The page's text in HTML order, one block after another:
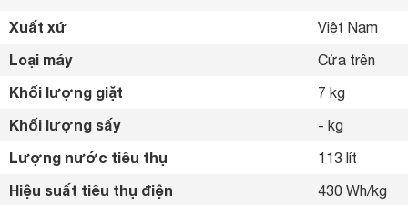
Xuất xứ Việt Nam
Loại máy Cửa trên
Khối lượng giặt 7 kg
Khối lượng sấy - kg
Lượng nước tiêu thụ 113 lít
Hiệu suất tiêu thụ điện 430 Wh/kg